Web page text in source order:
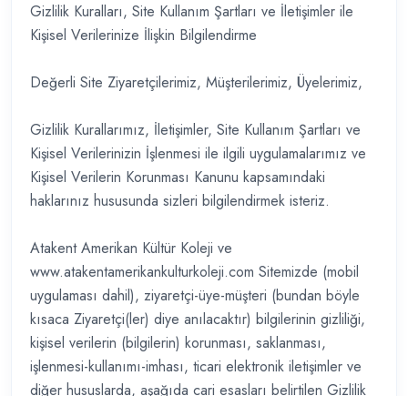
Gizlilik Kuralları, Site Kullanım Şartları ve İletişimler ile
Kişisel Verilerinize İlişkin Bilgilendirme
Değerli Site Ziyaretçilerimiz, Müşterilerimiz, Üyelerimiz,
Gizlilik Kurallarımız, İletişimler, Site Kullanım Şartları ve
Kişisel Verilerinizin İşlenmesi ile ilgili uygulamalarımız ve
Kişisel Verilerin Korunması Kanunu kapsamındaki
haklarınız hususunda sizleri bilgilendirmek isteriz.
Atakent Amerikan Kültür Koleji ve
www.atakentamerikankulturkoleji.com Sitemizde (mobil
uygulaması dahil), ziyaretçi-üye-müşteri (bundan böyle
kısaca Ziyaretçi(ler) diye anılacaktır) bilgilerinin gizliliği,
kişisel verilerin (bilgilerin) korunması, saklanması,
işlenmesi-kullanımı-imhası, ticari elektronik iletişimler ve
diğer hususlarda, aşağıda cari esasları belirtilen Gizlilik